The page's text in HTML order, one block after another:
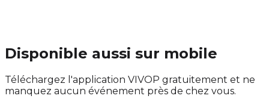
Disponible aussi sur mobile
Téléchargez l'application VIVOP gratuitement et ne
manquez aucun événement près de chez vous.